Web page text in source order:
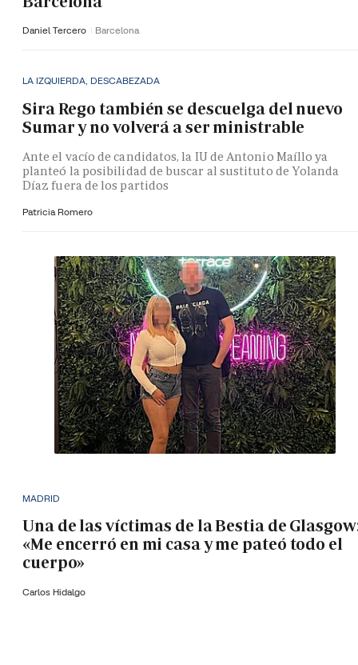
Daniel Tercero Barcelona
LA IZQUIERDA, DESCABEZADA
Sira Rego también se descuelga del nuevo
Sumar y no volverá a ser ministrable
Ante el vacío de candidatos, la IU de Antonio Maíllo ya
planteó la posibilidad de buscar al sustituto de Yolanda
Díaz fuera de los partidos
Patricia Romero
MADRID
Una de las víctimas de la Bestia de
«Me encerró en mi casa y me pateó todo el
cuerpo»
Carlos Hidalgo